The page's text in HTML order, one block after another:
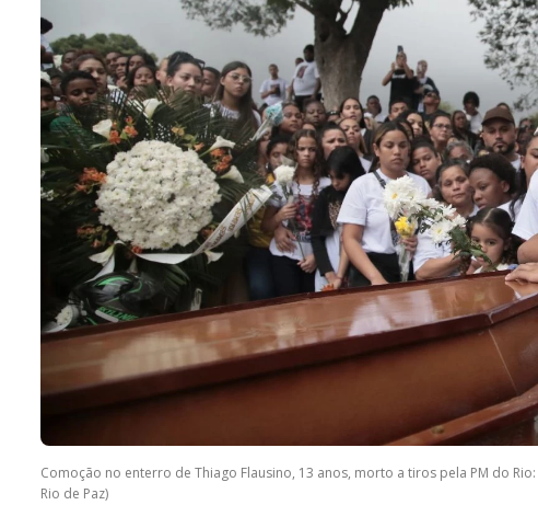
Comoção no enterro de Thiago Flausino, 13 anos, morto a tiros pela PM do
Rio de Paz)